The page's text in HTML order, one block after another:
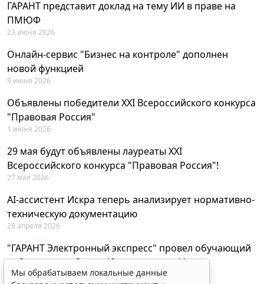
ГАРАНТ представит доклад на тему ИИ в праве на
ПМЮФ
23 июня 2026
Онлайн-сервис "Бизнес на контроле" дополнен
новой функцией
9 июня 2026
Объявлены победители XXI Всероссийского конкурса
"Правовая Россия"
1 июня 2026
29 мая будут объявлены лауреаты XXI
Всероссийского конкурса "Правовая Россия"!
27 мая 2026
AI-ассистент Искра теперь анализирует нормативно-
техническую документацию
28 апреля 2026
"ГАРАНТ Электронный экспресс" провел обучающий
вебинар по работе с AI-ассистентом Искра
23 апреля 2026
Мы обрабатываем локальные данные